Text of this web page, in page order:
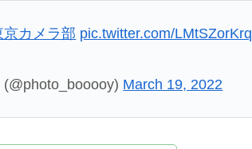
京カメラ部 pic.twitter.com/LMtSZorKrq
March 19, 2022